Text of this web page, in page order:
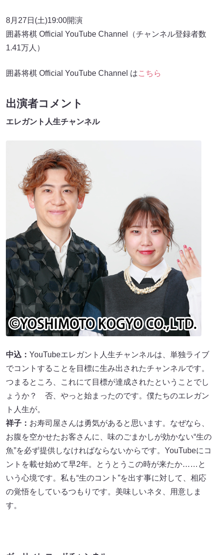
8月27日(土)19:00開演
囲碁将棋 Official YouTube Channel（チャンネル登録者数
1.41万人）
囲碁将棋 Official YouTube Channel はこちら
出演者コメント
エレガント人生チャンネル
中込： YouTubeエレガント人生チャンネルは、単独ライブ
でコントすることを目標に生み出されたチャンネルです。
つまるところ、これにて目標が達成されたということでし
ょうか？ 否、やっと始まったのです。僕たちのエレガン
ト人生が。
祥子： お寿司屋さんは勇気があると思います。なぜなら、
お腹を空かせたお客さんに、味のごまかしが効かない“生の
魚”を必ず提供しなければならないからです。YouTubeにコ
ントを載せ始めて早2年。とうとうこの時が来たか……と
いう心境です。私も“生のコント”を出す事に対して、相応
の覚悟をしているつもりです。美味しいネタ、用意しま
す。